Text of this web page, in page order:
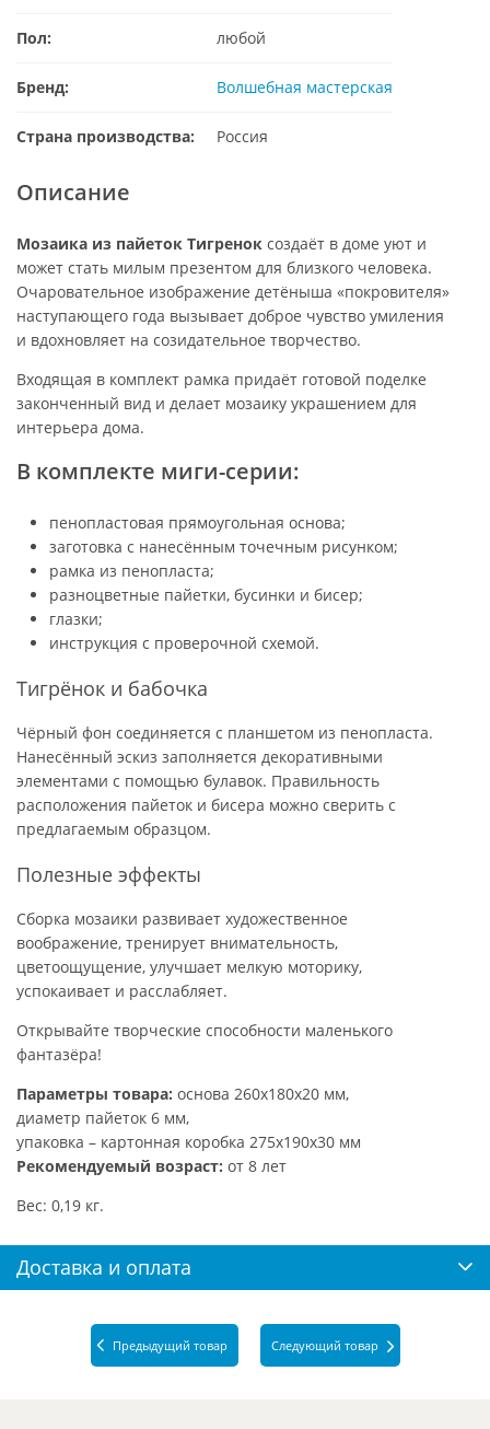
Пол: любой
Бренд: Волшебная мастерская
Страна производства: Россия
Описание
Мозаика из пайеток Тигренок создаёт в доме уют и
может стать милым презентом для близкого человека.
Очаровательное изображение детёныша «покровителя»
наступающего года вызывает доброе чувство умиления
и вдохновляет на созидательное творчество.
Входящая в комплект рамка придаёт готовой поделке
законченный вид и делает мозаику украшением для
интерьера дома.
В комплекте миги-серии:
пенопластовая прямоугольная основа;
заготовка с нанесённым точечным рисунком;
рамка из пенопласта;
разноцветные пайетки, бусинки и бисер;
глазки;
инструкция с проверочной схемой.
Тигрёнок и бабочка
Чёрный фон соединяется с планшетом из пенопласта.
Нанесённый эскиз заполняется декоративными
элементами с помощью булавок. Правильность
расположения пайеток и бисера можно сверить с
предлагаемым образцом.
Полезные эффекты
Сборка мозаики развивает художественное
воображение, тренирует внимательность,
цветоощущение, улучшает мелкую моторику,
успокаивает и расслабляет.
Открывайте творческие способности маленького
фантазёра!
Параметры товара: основа 260х180х20 мм,
диаметр пайеток 6 мм,
упаковка – картонная коробка 275х190х30 мм
Рекомендуемый возраст: от 8 лет
Вес: 0,19 кг.
Доставка и оплата
Предыдущий товар Следующий товар